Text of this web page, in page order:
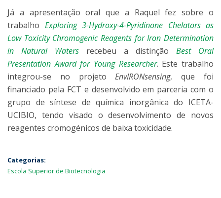
Já a apresentação oral que a Raquel fez sobre o
trabalho Exploring 3-Hydroxy-4-Pyridinone Chelators as
Low Toxicity Chromogenic Reagents for Iron Determination
in Natural Waters recebeu a distinção
Best Oral
Presentation Award for Young Researcher. Este trabalho
integrou-se no projeto EnvIRONsensing, que foi
financiado pela FCT e desenvolvido em parceria com o
grupo de síntese de química inorgânica do ICETA-
UCIBIO, tendo visado o desenvolvimento de novos
reagentes cromogénicos de baixa toxicidade.
Categorias:
Escola Superior de Biotecnologia